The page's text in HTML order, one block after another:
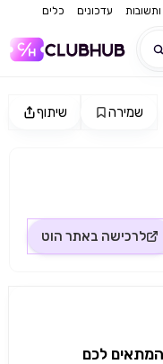
עדכונים כלים
שיתוף שמירה
לרכישה באתר הוט
לכם